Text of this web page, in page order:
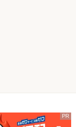
PR